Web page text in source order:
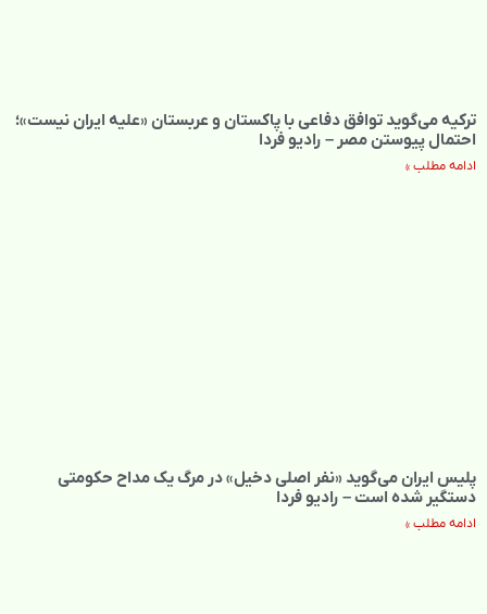
ترکیه می‌گوید توافق دفاعی با پاکستان و عربستان «علیه ایران نیست»؛
احتمال پیوستن مصر – رادیو فردا
ادامه مطلب »
پلیس ایران می‌گوید «نفر اصلی دخیل» در مرگ یک مداح حکومتی
دستگیر شده است – رادیو فردا
ادامه مطلب »